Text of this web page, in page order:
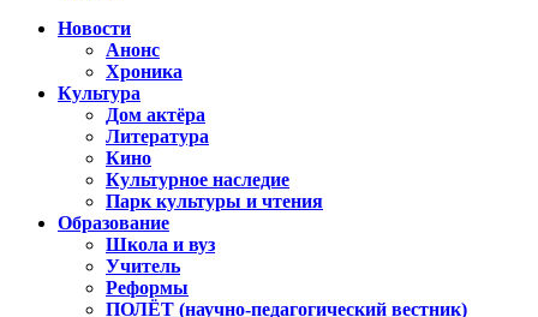
Новости
Анонс
Хроника
Культура
Дом актёра
Литература
Кино
Культурное наследие
Парк культуры и чтения
Образование
Школа и вуз
Учитель
Реформы
ПОЛЁТ (научно-педагогический вестник)